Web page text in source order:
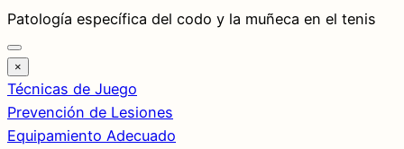
Saltar
al
contenido
Patología específica del codo y la muñeca en el tenis
×
Técnicas de Juego
Prevención de Lesiones
Equipamiento Adecuado